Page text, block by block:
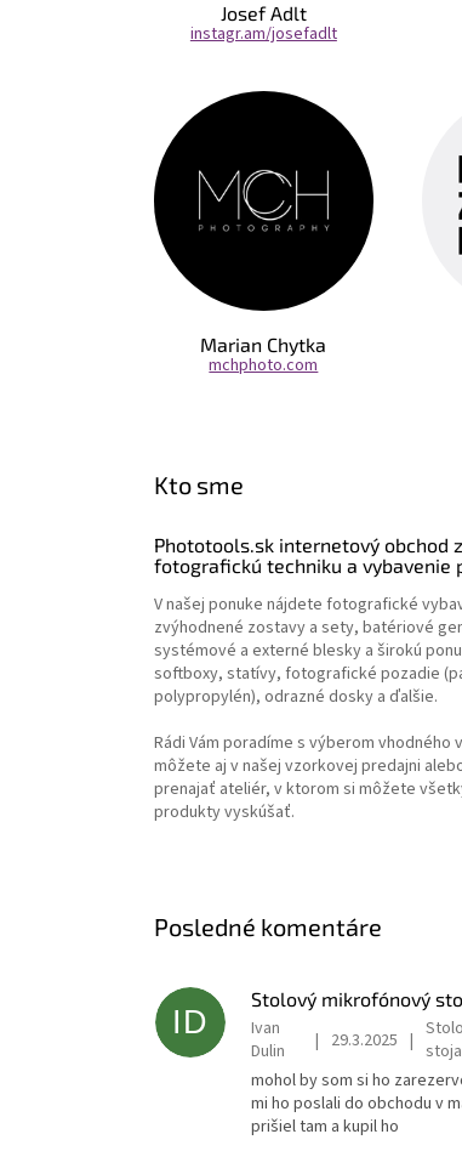
Josef Adlt
instagr.am/josefadlt
Marian Chytka
mchphoto.com
Kto sme
Phototools.sk internetový obchod
fotografickú techniku a vybavenie
V našej ponuke nájdete fotografické
zvýhodnené zostavy a sety, batériové
systémové a externé blesky a širokú
softboxy, statívy, fotografické pozadie
polypropylén), odrazné dosky a ďalšie.
Rádi Vám poradíme s výberom vhodného
môžete aj v našej vzorkovej predajni
prenajať ateliér, v ktorom si môžete
produkty vyskúšať.
Posledné komentáre
ID
Stolový mikrofónový
Ivan
Dulin
| 29.3.2025 |
mohol by som si ho
mi ho poslali do obchodu v
prišiel tam a kupil ho